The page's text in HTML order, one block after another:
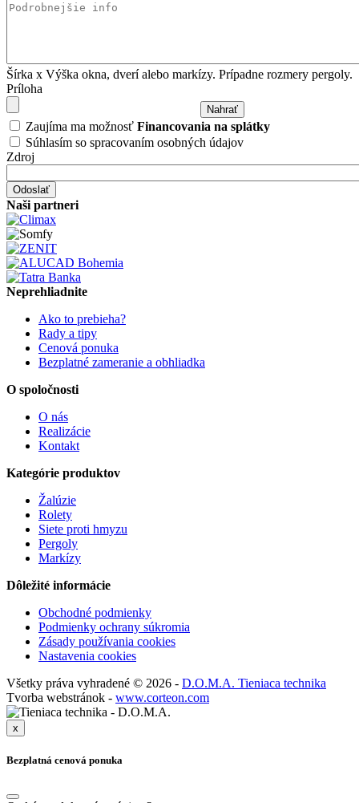
Šírka x Výška okna, dverí alebo markízy. Prípadne rozmery pergoly.
Príloha
Zaujíma ma možnosť Financovania na splátky
Súhlasím so spracovaním osobných údajov
Zdroj
Naši partneri
Neprehliadnite
Ako to prebieha?
Rady a tipy
Cenová ponuka
Bezplatné zameranie a obhliadka
O spoločnosti
O nás
Realizácie
Kontakt
Kategórie produktov
Žalúzie
Rolety
Siete proti hmyzu
Pergoly
Markízy
Dôležité informácie
Obchodné podmienky
Podmienky ochrany súkromia
Zásady používania cookies
Nastavenia cookies
Všetky práva vyhradené © 2026 - D.O.M.A. Tieniaca technika
Tvorba webstránok - www.corteon.com
x
Bezplatná cenová ponuka